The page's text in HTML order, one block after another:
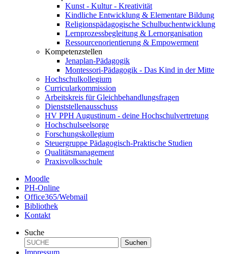
Kunst - Kultur - Kreativität
Kindliche Entwicklung & Elementare Bildung
Religionspädagogische Schulbuchentwicklung
Lernprozessbegleitung & Lernorganisation
Ressourcenorientierung & Empowerment
Kompetenzstellen
Jenaplan-Pädagogik
Montessori-Pädagogik - Das Kind in der Mitte
Hochschulkollegium
Curricularkommission
Arbeitskreis für Gleichbehandlungsfragen
Dienststellenausschuss
HV PPH Augustinum - deine Hochschulvertretung
Hochschulseelsorge
Forschungskollegium
Steuergruppe Pädagogisch-Praktische Studien
Qualitätsmanagement
Praxisvolksschule
Moodle
PH-Online
Office365/Webmail
Bibliothek
Kontakt
Suche
Suchen
Impressum